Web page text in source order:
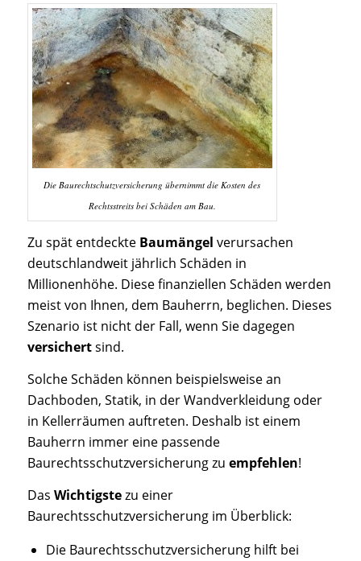
Die Baurechtschutzversicherung übernimmt die Kosten des
Rechtsstreits bei Schäden am Bau.
Zu spät entdeckte Baumängel verursachen
deutschlandweit jährlich Schäden in
Millionenhöhe. Diese finanziellen Schäden werden
meist von Ihnen, dem Bauherrn, beglichen. Dieses
Szenario ist nicht der Fall, wenn Sie dagegen
versichertsind.
Solche Schäden können beispielsweise an
Dachboden, Statik, in der Wandverkleidung oder
in Kellerräumen auftreten. Deshalb ist einem
Bauherrn immer eine passende
Baurechtsschutzversicherung zu empfehlen!
Das Wichtigstezu einer
Baurechtsschutzversicherung im Überblick:
Die Baurechtsschutzversicherung hilft bei